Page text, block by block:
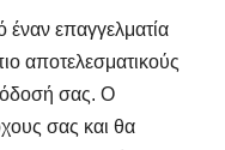
επαγγελματία
αποτελεσματικούς
σας. Ο
σας και θα